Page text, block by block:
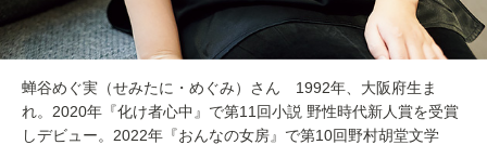
蝉谷めぐ実（せみたに・めぐみ）さん 1992年、大阪府生ま
れ。2020年『化け者心中』で第11回小説 野性時代新人賞を受賞
しデビュー。2022年『おんなの女房』で第10回野村胡堂文学